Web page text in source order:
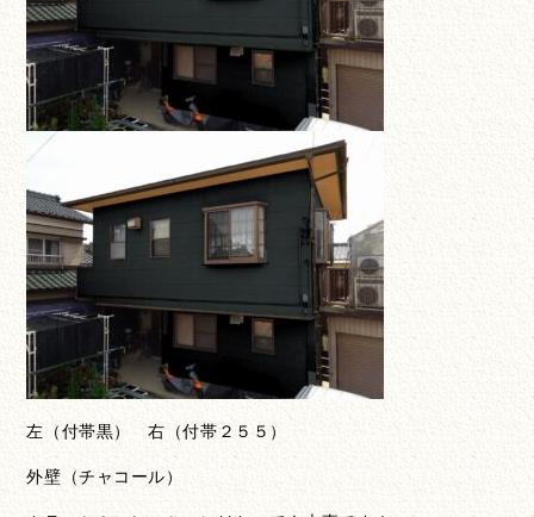
左（付帯黒） 右（付帯２５５）
外壁（チャコール）